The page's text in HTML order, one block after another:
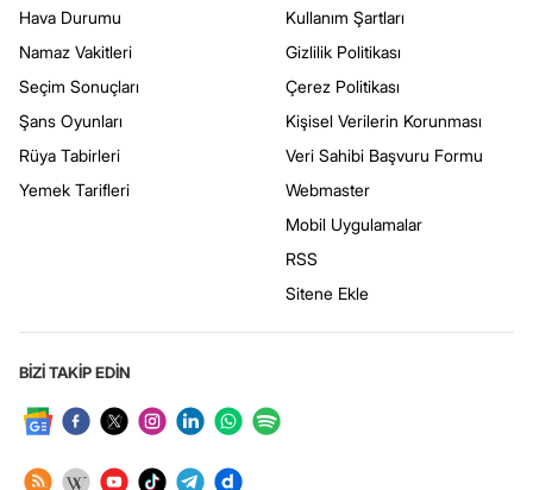
Hava Durumu
Namaz Vakitleri
Seçim Sonuçları
Şans Oyunları
Rüya Tabirleri
Yemek Tarifleri
Kullanım Şartları
Gizlilik Politikası
Çerez Politikası
Kişisel Verilerin Korunması
Veri Sahibi Başvuru Formu
Webmaster
Mobil Uygulamalar
RSS
Sitene Ekle
BİZİ TAKİP EDİN